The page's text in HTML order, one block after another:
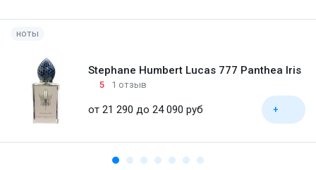
ноты
Stephane Humbert Lucas 777 Panthea Iris
5 1 отзыв
от 21 290 до 24 090 руб +